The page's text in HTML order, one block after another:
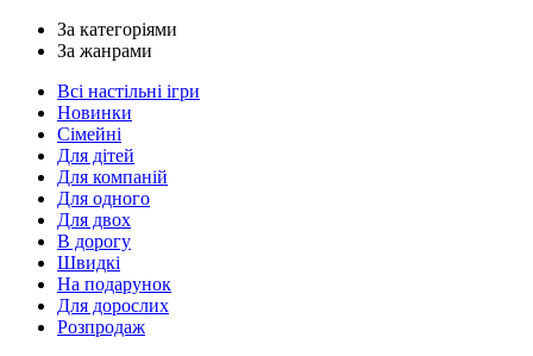
За категоріями
За жанрами
Всі настільні ігри
Новинки
Сімейні
Для дітей
Для компаній
Для одного
Для двох
В дорогу
Швидкі
На подарунок
Для дорослих
Розпродаж